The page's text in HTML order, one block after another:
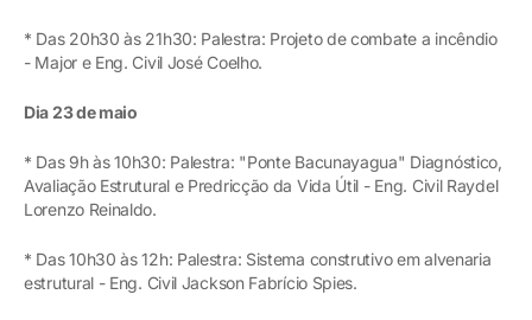
* Das 20h30 às 21h30: Palestra: Projeto de combate a incêndio
- Major e Eng. Civil José Coelho.
Dia 23 de maio
* Das 9h às 10h30: Palestra: "Ponte Bacunayagua" Diagnóstico,
Avaliação Estrutural e Predricção da Vida Útil - Eng. Civil Raydel
Lorenzo Reinaldo.
* Das 10h30 às 12h: Palestra: Sistema construtivo em alvenaria
estrutural - Eng. Civil Jackson Fabrício Spies.